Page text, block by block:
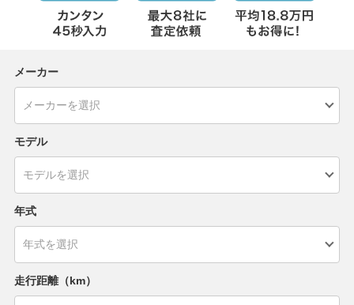
メーカー
モデル
年式
走行距離（km）